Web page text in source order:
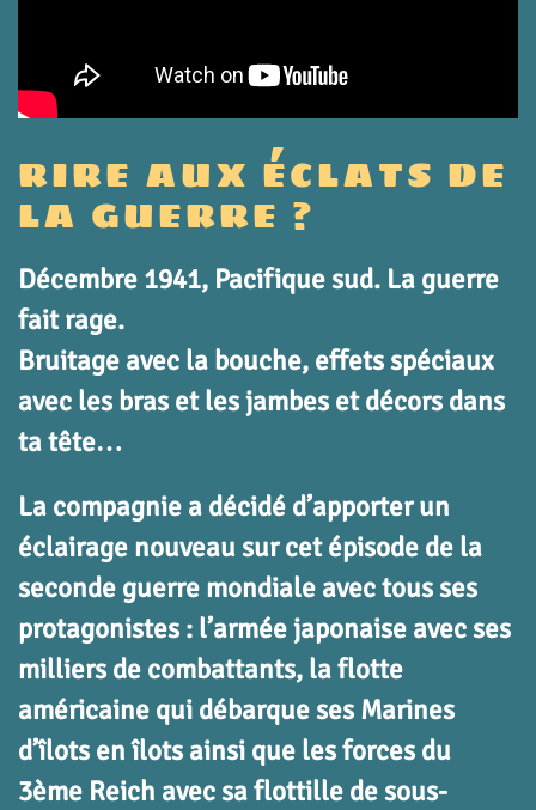
RIRE AUX ÉCLATS DE
LA GUERRE ?
Décembre 1941, Pacifique sud. La guerre
fait rage.
Bruitage avec la bouche, effets spéciaux
avec les bras et les jambes et décors dans
ta tête…
La compagnie a décidé d’apporter un
éclairage nouveau sur cet épisode de la
seconde guerre mondiale avec tous ses
protagonistes : l’armée japonaise avec ses
milliers de combattants, la flotte
américaine qui débarque ses Marines
d’îlots en îlots ainsi que les forces du
3ème Reich avec sa flottille de sous-